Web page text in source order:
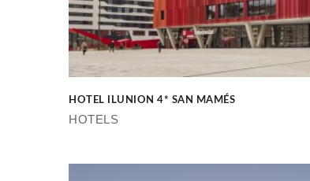
HOTEL ILUNION 4* SAN MAMÉS
HOTELS